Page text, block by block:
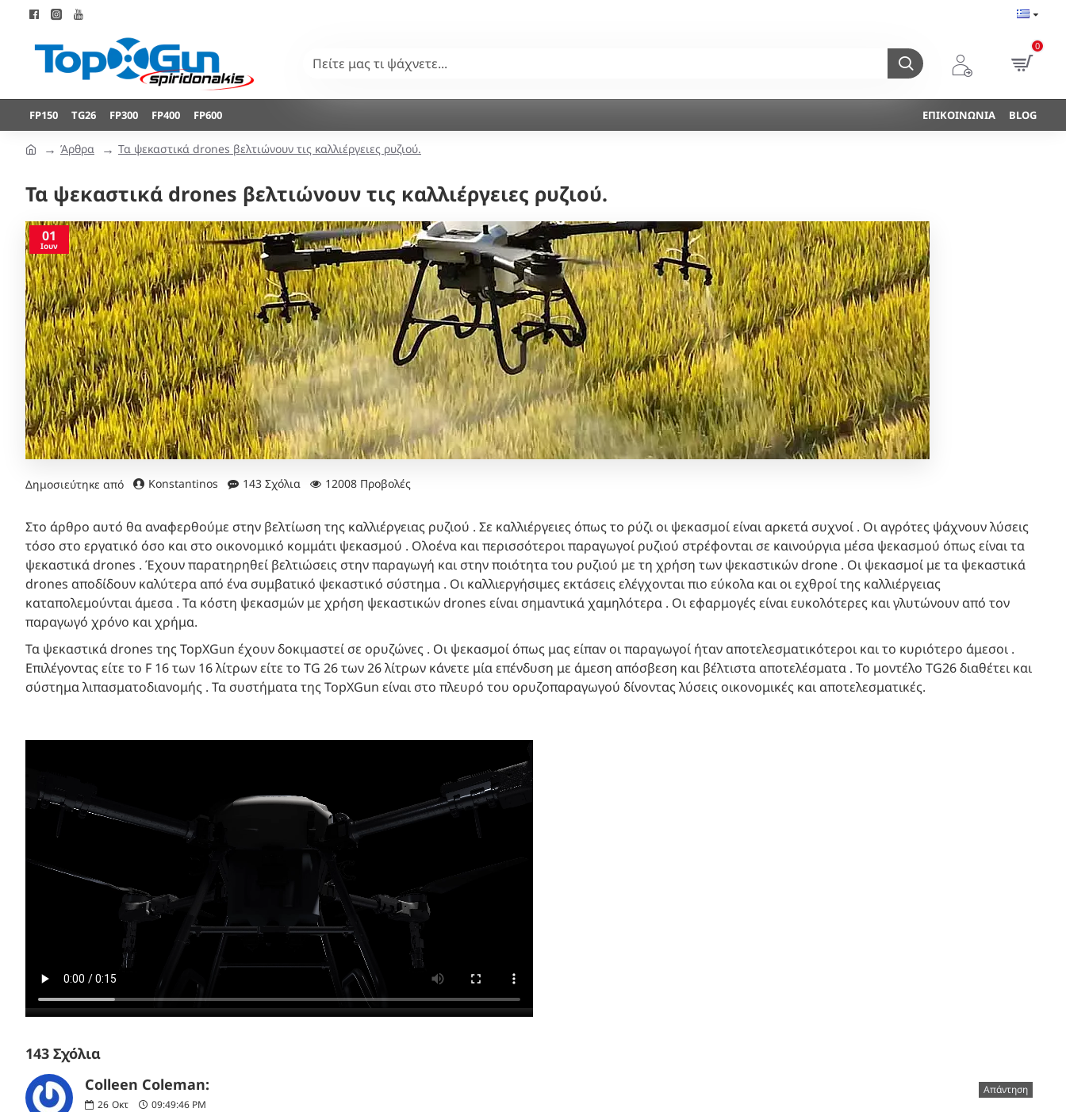
0
FP150 TG26 FP300 FP400 FP600 ΕΠΙΚΟΙΝΩΝΊΑ BLOG
Άρθρα Τα ψεκαστικά drones βελτιώνουν τις καλλιέργειες ρυζιού.
Τα ψεκαστικά drones βελτιώνουν τις καλλιέργειες ρυζιού.
01
Ιουν
Δημοσιεύτηκε από Konstantinos 143 Σχόλια 12008 Προβολές
Στο άρθρο αυτό θα αναφερθούμε στην βελτίωση της καλλιέργειας ρυζιού . Σε καλλιέργειες όπως το ρύζι οι ψεκασμοί είναι αρκετά συχνοί . Οι αγρότες ψάχνουν λύσεις
τόσο στο εργατικό όσο και στο οικονομικό κομμάτι ψεκασμού . Ολοένα και περισσότεροι παραγωγοί ρυζιού στρέφονται σε καινούργια μέσα ψεκασμού όπως είναι τα
ψεκαστικά drones . Έχουν παρατηρηθεί βελτιώσεις στην παραγωγή και στην ποιότητα του ρυζιού με τη χρήση των ψεκαστικών drone . Οι ψεκασμοί με τα ψεκαστικά
drones αποδίδουν καλύτερα από ένα συμβατικό ψεκαστικό σύστημα . Οι καλλιεργήσιμες εκτάσεις ελέγχονται πιο εύκολα και οι εχθροί της καλλιέργειας
καταπολεμούνται άμεσα . Τα κόστη ψεκασμών με χρήση ψεκαστικών drones είναι σημαντικά χαμηλότερα . Οι εφαρμογές είναι ευκολότερες και γλυτώνουν από τον
παραγωγό χρόνο και χρήμα.
Τα ψεκαστικά drones της TopXGun έχουν δοκιμαστεί σε ορυζώνες . Οι ψεκασμοί όπως μας είπαν οι παραγωγοί ήταν αποτελεσματικότεροι και το κυριότερο άμεσοι .
Επιλέγοντας είτε το F 16 των 16 λίτρων είτε το TG 26 των 26 λίτρων κάνετε μία επένδυση με άμεση απόσβεση και βέλτιστα αποτελέσματα . Το μοντέλο TG26 διαθέτει και
σύστημα λιπασματοδιανομής . Τα συστήματα της TopXGun είναι στο πλευρό του ορυζοπαραγωγού δίνοντας λύσεις οικονομικές και αποτελεσματικές.
143 Σχόλια
Colleen Coleman:
26 Οκτ 09:49:46 PM
Απάντηση